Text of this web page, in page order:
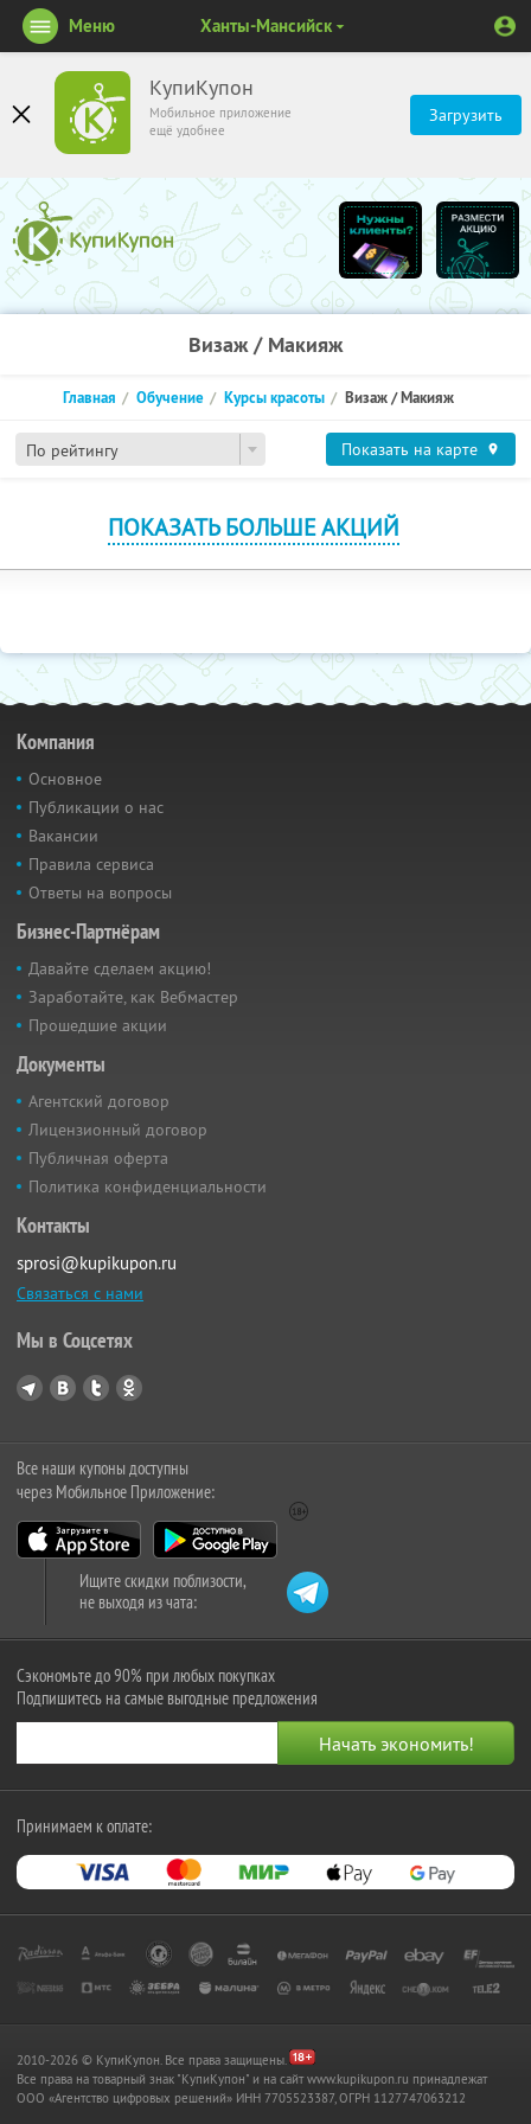
КупиКупон
Мобильное приложение
ещё удобнее
Загрузить
Меню Ханты-Мансийск
Визаж / Макияж
По рейтингу
Главная Обучение Курсы красоты Визаж / Макияж
Показать на карте
ПОКАЗАТЬ БОЛЬШЕ АКЦИЙ
Компания
Основное
Публикации о нас
Вакансии
Правила сервиса
Ответы на вопросы
Бизнес-Партнёрам
Давайте сделаем акцию!
Заработайте, как Вебмастер
Прошедшие акции
Документы
Агентский договор
Лицензионный договор
Публичная оферта
Политика конфиденциальности
Контакты
sprosi@kupikupon.ru
Связаться с нами
Мы в Соцсетях
Все наши купоны доступны
через Мобильное Приложение:
Ищите скидки поблизости,
не выходя из чата:
Сэкономьте до 90% при любых покупках
Подпишитесь на самые выгодные предложения
Принимаем к оплате:
2010-2026 © КупиКупон. Все права защищены.
Все права на товарный знак "КупиКупон" и на сайт www.kupikupon.ru принадлежат
OOO «Агентство цифровых решений» ИНН 7705523387, ОГРН 1127747063212